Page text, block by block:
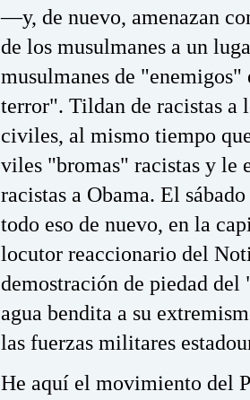
—y, de nuevo, amenazan
de los musulmanes a un
musulmanes de
terror". Tildan de racistas a
civiles, al mismo tiempo
viles "bromas" racistas y le
racistas a Obama. El
todo eso de nuevo, en la
locutor reaccionario del
demostración de piedad
agua bendita a su
las fuerzas militares
He aquí el movimiento del